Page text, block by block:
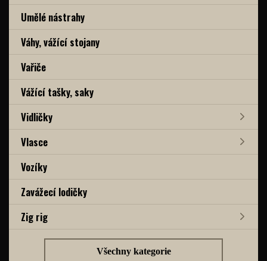
Umělé nástrahy
Váhy, vážící stojany
Vařiče
Vážící tašky, saky
Vidličky
Vlasce
Vozíky
Zavážecí lodičky
Zig rig
Všechny kategorie